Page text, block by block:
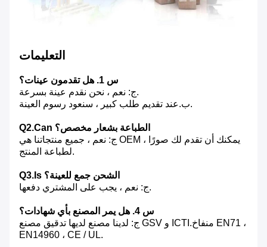
التعليمات
س 1. هل تقدمون عينات؟
ج: نعم ، نحن نقدم عينة بسرعة.
ب.عند تقديم طلب كبير ، سنعود رسوم العينة.
Q2.Can الطباعة بشعار مخصص؟
ج: نعم ، جميع منتجاتنا هي OEM ، يمكنك أن تقدم لك صورًا
لطباعة المنتج.
Q3.Is الشحن جمع للعينة؟
ج: نعم ، يجب على المشتري دفعها.
س 4. هل يمر المصنع بأي شهادات؟
ج: لدينا مصنع لديها تدقيق مصنع GSV و ICTI.منفاخ EN71 ،
EN14960 ، CE / UL.